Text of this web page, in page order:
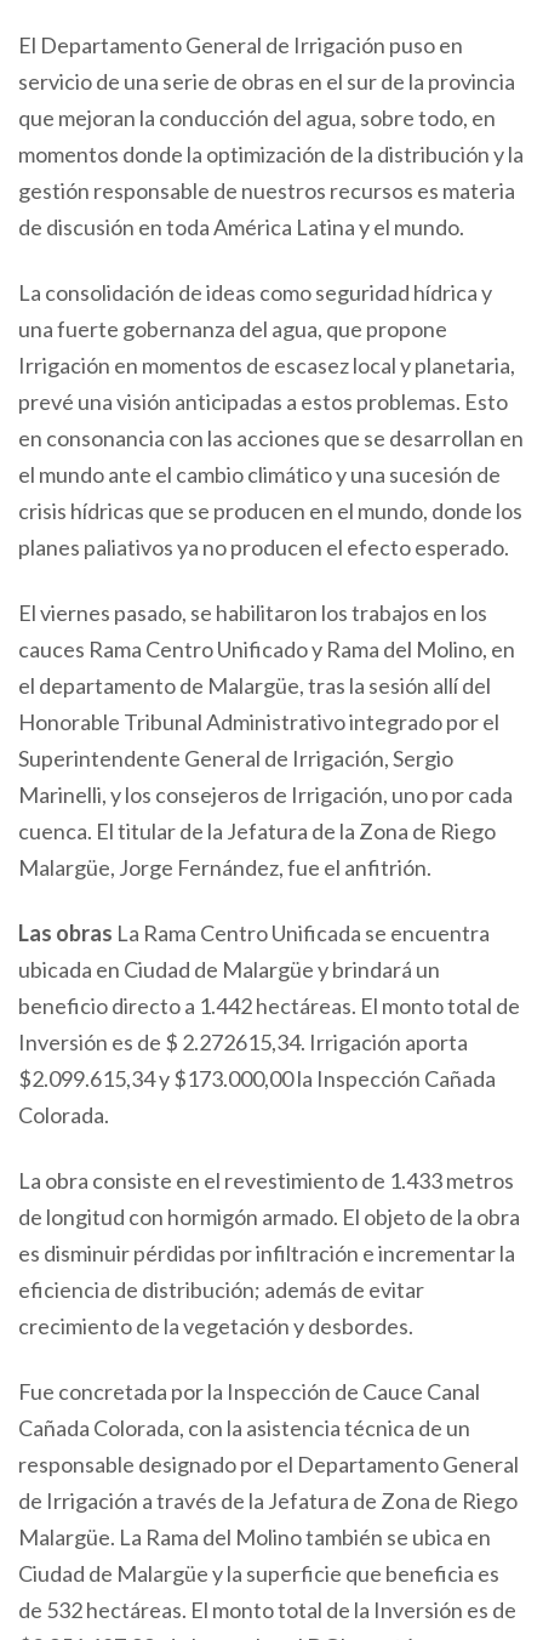
El Departamento General de Irrigación puso en
servicio de una serie de obras en el sur de la provincia
que mejoran la conducción del agua, sobre todo, en
momentos donde la optimización de la distribución y la
gestión responsable de nuestros recursos es materia
de discusión en toda América Latina y el mundo.
La consolidación de ideas como seguridad hídrica y
una fuerte gobernanza del agua, que propone
Irrigación en momentos de escasez local y planetaria,
prevé una visión anticipadas a estos problemas. Esto
en consonancia con las acciones que se desarrollan en
el mundo ante el cambio climático y una sucesión de
crisis hídricas que se producen en el mundo, donde los
planes paliativos ya no producen el efecto esperado.
El viernes pasado, se habilitaron los trabajos en los
cauces Rama Centro Unificado y Rama del Molino, en
el departamento de Malargüe, tras la sesión allí del
Honorable Tribunal Administrativo integrado por el
Superintendente General de Irrigación, Sergio
Marinelli, y los consejeros de Irrigación, uno por cada
cuenca. El titular de la Jefatura de la Zona de Riego
Malargüe, Jorge Fernández, fue el anfitrión.
Las obras La Rama Centro Unificada se encuentra
ubicada en Ciudad de Malargüe y brindará un
beneficio directo a 1.442 hectáreas. El monto total de
Inversión es de $ 2.272615,34. Irrigación aporta
$2.099.615,34 y $173.000,00 la Inspección Cañada
Colorada.
La obra consiste en el revestimiento de 1.433 metros
de longitud con hormigón armado. El objeto de la obra
es disminuir pérdidas por infiltración e incrementar la
eficiencia de distribución; además de evitar
crecimiento de la vegetación y desbordes.
Fue concretada por la Inspección de Cauce Canal
Cañada Colorada, con la asistencia técnica de un
responsable designado por el Departamento General
de Irrigación a través de la Jefatura de Zona de Riego
Malargüe. La Rama del Molino también se ubica en
Ciudad de Malargüe y la superficie que beneficia es
de 532 hectáreas. El monto total de la Inversión es de